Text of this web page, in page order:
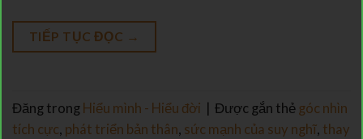
TIẾP TỤC ĐỌC →
Đăng trong Hiểu mình - Hiểu đời Được gắn thẻ góc nhìn
tích cực, phát triển bản thân, sức mạnh của suy nghĩ, thay